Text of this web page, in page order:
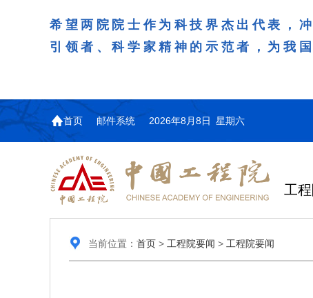
希望两院院士作为科技界杰出代表，
引领者、科学家精神的示范者，为我
首页 邮件系统 2026年8月8日 星期六
工
当前位置： 首页> 工程院要闻 > 工程院要闻